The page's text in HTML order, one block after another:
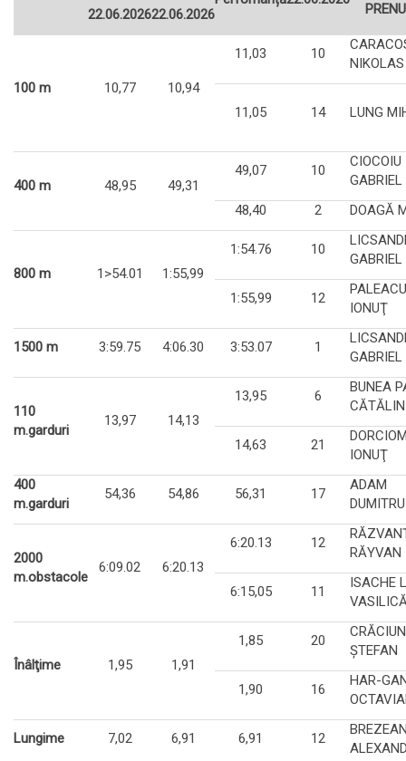
22.06.202622.06.2026
100 m 10,77 10,94
11,03 10
NIKOLAS
11,05 14 LUNG
400 m 48,95 49,31
49,07 10
CIOCOIU
GABRIEL
48,40
2 DOAGĂ
800 m 1>54.01 1:55,99
1:54.76 10
GABRIEL
1:55,99 12
PALEACU
IONUŢ
1500 m 3:59.75 4:06.30 3:53.07 1
GABRIEL
110
m.garduri
13,97 14,13
13,95 6
BUNEA
CĂTĂLIN
14,63 21
IONUŢ
400
m.garduri
54,36 54,86 56,31 17
ADAM
DUMITRU
2000
m.obstacole
6:09.02 6:20.13
6:20.13 12
RĂYVAN
6:15,05 11
ISACHE
Înâlţime 1,95 1,91
1,85 20
ŞTEFAN
1,90 16
HAR-
Lungime 7,02 6,91 6,91 12